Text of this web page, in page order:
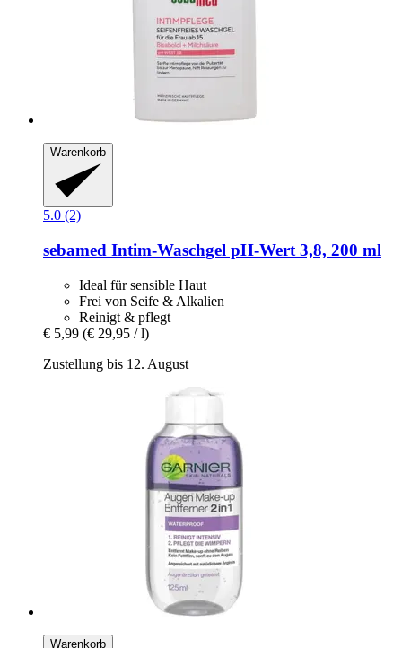
Warenkorb
5.0 (2)
sebamed Intim-​Waschgel pH-​Wert 3,8, 200 ml
Ideal für sensible Haut
Frei von Seife & Alkalien
Reinigt & pflegt
€ 5,99 (€ 29,95 / l)
Zustellung bis 12. August
Warenkorb